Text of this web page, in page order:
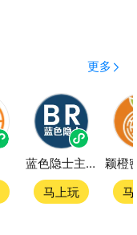
更多
蓝色隐士主题站
马上玩